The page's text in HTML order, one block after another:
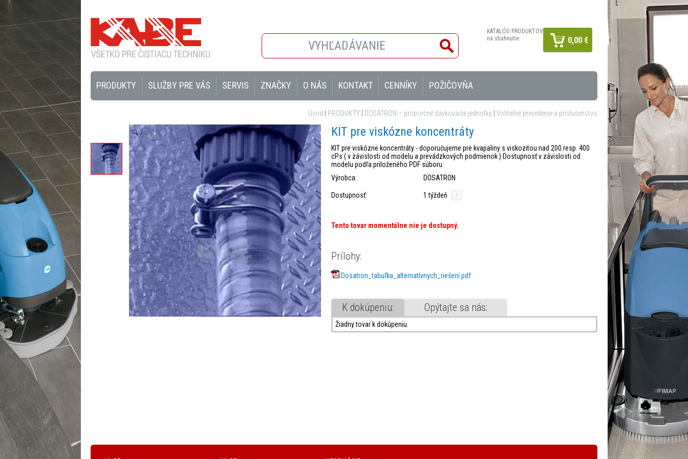
KATALÓG PRODUKTOV
na stiahnutie
0,00 €
PRODUKTY SLUŽBY PRE VÁS SERVIS ZNAČKY O NÁS KONTAKT CENNÍKY POŽIČOVŇA
Úvod PRODUKTY DOSATRON – proporčné dávkovacie jednotky Voliteľné prevedenie a príslušenstvo
Zoom KIT pre viskózne koncentráty
KIT pre viskózne koncentráty - doporučujeme pre kvapaliny s viskozitou nad 200 resp. 400
cPs ( v závislosti od modelu a prevádzkových podmienok ) Dostupnosť v závislosti od
modelu podľa priloženého PDF súboru
Výrobca:
DOSATRON
Dostupnosť: 1 týždeň
Tento tovar momentálne nie je dostupný.
Prílohy:
Dosatron_tabuľka_alternatívnych_riešení.pdf
K dokúpeniu: Opýtajte sa nás:
Žiadny tovar k dokúpeniu.